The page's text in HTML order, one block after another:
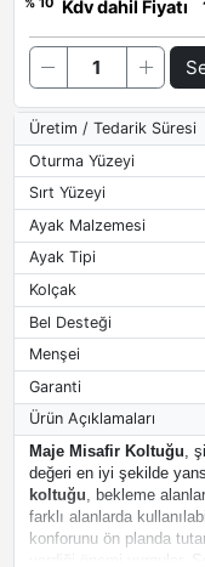
Kdv dahil Fiyatı
Üretim / Tedarik Süresi
Oturma Yüzeyi
Sırt Yüzeyi
Ayak Malzemesi
Ayak Tipi
Kolçak
Bel Desteği
Menşei
Garanti
Ürün Açıklamaları
Maje Misafir Koltuğu,
değeri en iyi şekilde
koltuğu, bekleme
farklı alanlarda
konforunu ön planda